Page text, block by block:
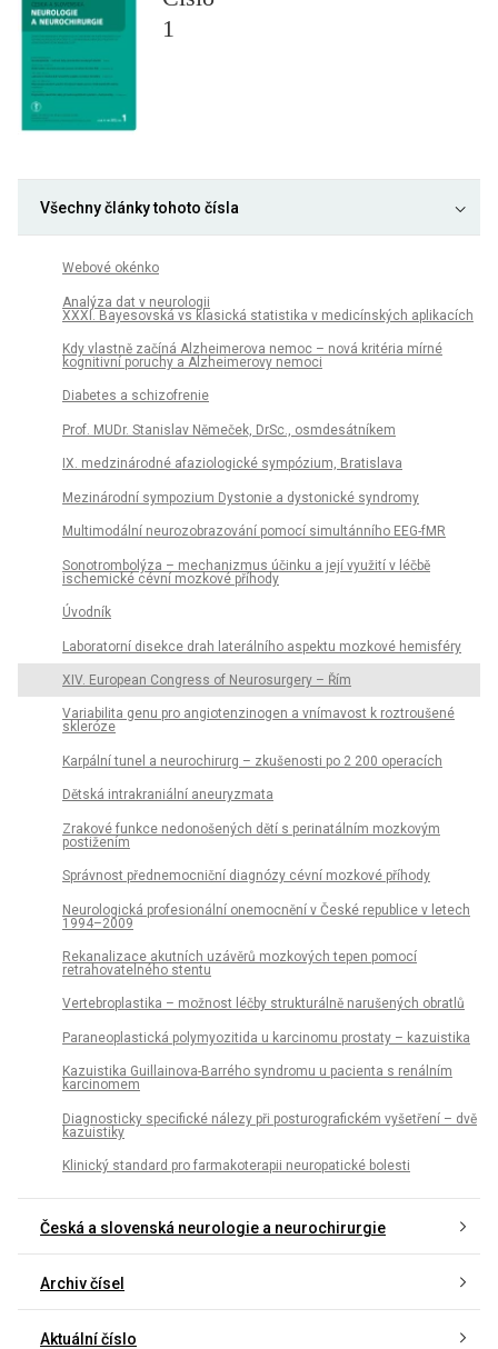
1
Všechny články tohoto čísla
Webové okénko
Analýza dat v neurologii
XXXI. Bayesovská vs klasická statistika v medicínských aplikacích
Kdy vlastně začíná Alzheimerova nemoc – nová kritéria mírné
kognitivní poruchy a Alzheimerovy nemoci
Diabetes a schizofrenie
Prof. MUDr. Stanislav Němeček, DrSc., osmdesátníkem
IX. medzinárodné afaziologické sympózium, Bratislava
Mezinárodní sympozium Dystonie a dystonické syndromy
Multimodální neurozobrazování pomocí simultánního EEG-fMR
Sonotrombolýza – mechanizmus účinku a její využití v léčbě
ischemické cévní mozkové příhody
Úvodník
Laboratorní disekce drah laterálního aspektu mozkové hemisféry
XIV. European Congress of Neurosurgery – Řím
Variabilita genu pro angiotenzinogen a vnímavost k roztroušené
skleróze
Karpální tunel a neurochirurg – zkušenosti po 2 200 operacích
Dětská intrakraniální aneuryzmata
Zrakové funkce nedonošených dětí s perinatálním mozkovým
postižením
Správnost přednemocniční diagnózy cévní mozkové příhody
Neurologická profesionální onemocnění v České republice v letech
1994–2009
Rekanalizace akutních uzávěrů mozkových tepen pomocí
retrahovatelného stentu
Vertebroplastika – možnost léčby strukturálně narušených obratlů
Paraneoplastická polymyozitida u karcinomu prostaty – kazuistika
Kazuistika Guillainova-Barrého syndromu u pacienta s renálním
karcinomem
Diagnosticky specifické nálezy při posturografickém vyšetření – dvě
kazuistiky
Klinický standard pro farmakoterapii neuropatické bolesti
Česká a slovenská neurologie a neurochirurgie
Archiv čísel
Aktuální číslo